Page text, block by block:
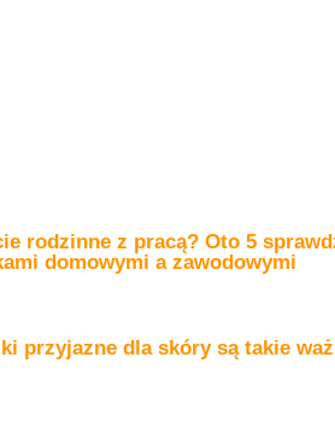
rodzinne z pracą? Oto 5
domowymi a zawodowymi
przyjazne dla skóry są takie